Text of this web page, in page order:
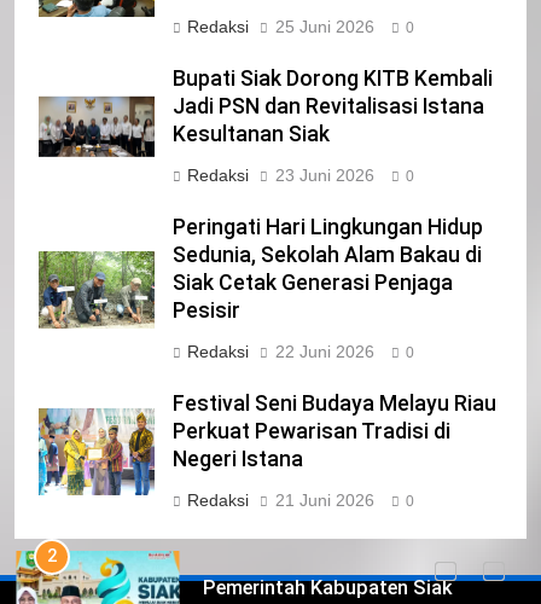
Redaksi 25 Juni 2026 0
Bupati Siak Dorong KITB Kembali
Jadi PSN dan Revitalisasi Istana
Kesultanan Siak
Redaksi 23 Juni 2026 0
Peringati Hari Lingkungan Hidup
Sedunia, Sekolah Alam Bakau di
Siak Cetak Generasi Penjaga
Pesisir
Redaksi 22 Juni 2026 0
Festival Seni Budaya Melayu Riau
Perkuat Pewarisan Tradisi di
Negeri Istana
Redaksi 21 Juni 2026 0
NORMAN SILITONGA CALEG DPRD
PROVINSI DKI JAKARTA
IKLAN
NURGARAHA HARPAL NOVTEN, SH
CALON ANGGOTA DPRD PROVINSI
Pimpinan Beserta Anggota DPRD
Kabupaten Siak Mengucapkan
IKLAN
2
Pemerintah Kabupaten Siak